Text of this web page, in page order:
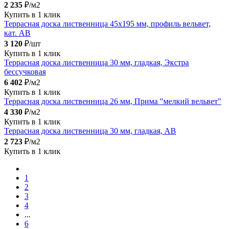
2 235 ₽/м2
Купить в 1 клик
Террасная доска лиственница 45х195 мм, профиль вельвет,
кат. АВ
3 120 ₽/шт
Купить в 1 клик
Террасная доска лиственница 30 мм, гладкая, Экстра
бессучковая
6 402 ₽/м2
Купить в 1 клик
Террасная доска лиственница 26 мм, Прима "мелкий вельвет"
4 330 ₽/м2
Купить в 1 клик
Террасная доска лиственница 30 мм, гладкая, АВ
2 723 ₽/м2
Купить в 1 клик
1
2
3
4
...
6